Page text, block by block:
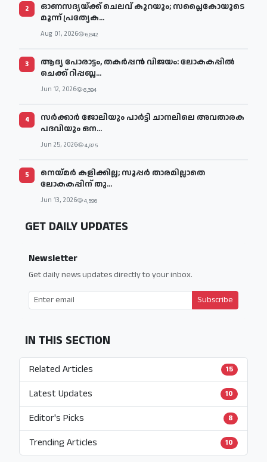
2
ഓണസദ്യയ്ക്ക് ചെലവ് കുറയും; സപ്ലൈകോയുടെ
മൂന്ന് പ്രത്യേക...
Aug 01, 2026 6,842
3
ആദ്യ പോരാട്ടം, തകർപ്പൻ വിജയം: ലോകകപ്പിൽ
ചെക്ക് റിപ്പബ്ല...
Jun 12, 2026 6,394
4
സര്‍ക്കാര്‍ ജോലിയും പാര്‍ട്ടി ചാനലിലെ അവതാരക
പദവിയും ഒന...
Jun 25, 2026 4,875
5
നെയ്മര്‍ കളിക്കില്ല; സൂപ്പര്‍ താരമില്ലാതെ
ലോകകപ്പിന് തു...
Jun 13, 2026 4,596
GET DAILY UPDATES
Newsletter
Get daily news updates directly to your inbox.
Subscribe
IN THIS SECTION
Related Articles 15
Latest Updates 10
Editor's Picks 8
Trending Articles 10